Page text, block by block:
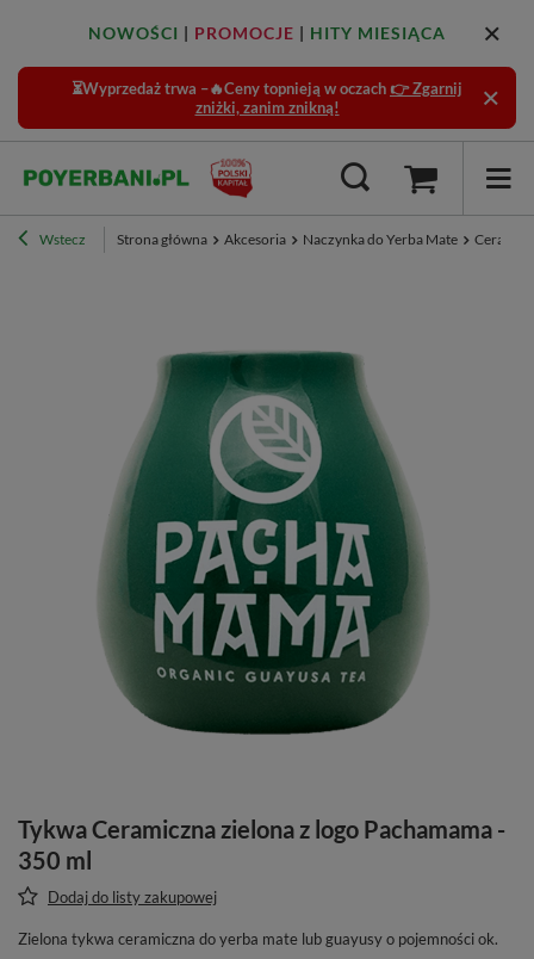
NOWOŚCI | PROMOCJE | HITY MIESIĄCA
⏳Wyprzedaż trwa –🔥Ceny topnieją w oczach 👉 Zgarnij
zniżki, zanim znikną!
Wstecz Strona główna Akcesoria Naczynka do Yerba Mate
Tykwa Ceramiczna zielona z logo Pachamama -
350 ml
Dodaj do listy zakupowej
Zielona tykwa ceramiczna do yerba mate lub guayusy o pojemności ok.